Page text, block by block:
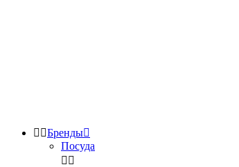
 Бренды
Посуда
 